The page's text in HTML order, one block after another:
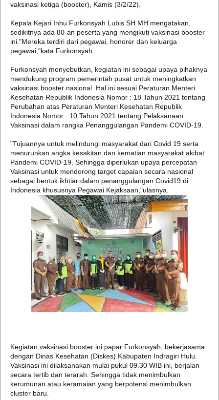
vaksinasi ketiga (booster), Kamis (3/2/22).
Kepala Kejari Inhu Furkonsyah Lubis SH MH mengatakan,
sedikitnya ada 80-an peserta yang mengikuti vaksinasi booster
ini."Mereka terdiri dari pegawai, honorer dan keluarga
pegawai,"kata Furkonsyah.
Furkonsyah menyebutkan, kegiatan ini sebagai upaya pihaknya
mendukung program pemerintah pusat untuk meningkatkan
vaksinasi booster nasional. Hal ini sesuai Peraturan Menteri
Kesehatan Republik Indonesia Nomor : 18 Tahun 2021 tentang
Perubahan atas Peraturan Menteri Kesehatan Republik
Indonesia Nomor : 10 Tahun 2021 tentang Pelaksanaan
Vaksinasi dalam rangka Penanggulangan Pandemi COVID-19.
"Tujuannya untuk melindungi masyarakat dari Covid 19 serta
menurunkan angka kesakitan dan kematian masyarakat akibat
Pandemi COVID-19. Sehingga diperlukan upaya percepatan
Vaksinasi untuk mendorong target capaian secara nasional
sebagai bentuk ikhtiar dalam penanggulangan Covid19 di
Indonesia khususnya Pegawai Kejaksaan,"ulasnya.
Kegiatan vaksinasi booster ini papar Furkonsyah, bekerjasama
dengan Dinas Kesehatan (Diskes) Kabupaten Indragiri Hulu.
Vaksinasi ini dilaksanakan mulai pukul 09.30 WIB ini, berjalan
secara tertib dan terarah. Sehingga tidak menimbulkan
kerumunan atau keramaian yang berpotensi menimbulkan
cluster baru.